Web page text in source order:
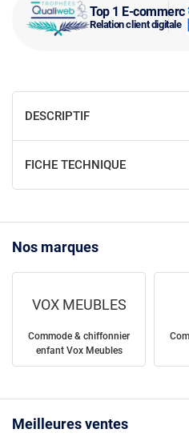
Top 1 E-
Relation client digitale
DESCRIPTIF
FICHE TECHNIQUE
Nos marques
VOX MEUBLES
Commode & chiffonnier
enfant Vox Meubles
Meilleures ventes